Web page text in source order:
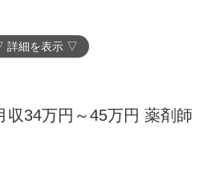
詳細を表示 ▽
収34万円～45万円 薬剤師